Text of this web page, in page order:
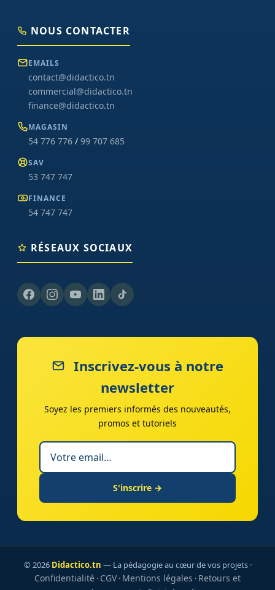
NOUS CONTACTER
EMAILS
contact@didactico.tn
commercial@didactico.tn
finance@didactico.tn
MAGASIN
54 776 776 / 99 707 685
SAV
53 747 747
FINANCE
54 747 747
RÉSEAUX SOCIAUX
Inscrivez-vous à notre
newsletter
Soyez les premiers informés des nouveautés,
promos et tutoriels
S'inscrire →
© 2026 Didactico.tn — La pédagogie au cœur de vos projets ·
Confidentialité · CGV· Mentions légales · Retours et